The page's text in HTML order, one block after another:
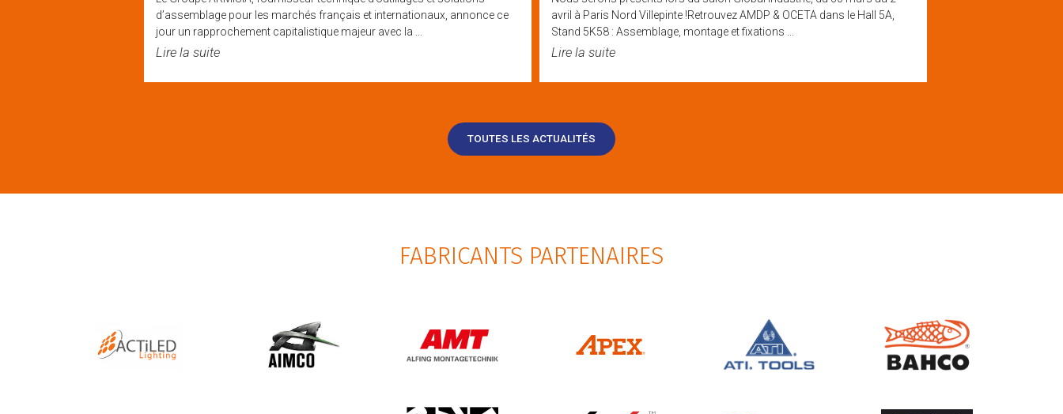
d’assemblage pour les marchés français et internationaux, annonce ce
jour un rapprochement capitalistique majeur avec la ...
Lire la suite
avril à Paris Nord Villepinte !Retrouvez AMDP & OCETA dans le Hall 5A,
Stand 5K58 : Assemblage, montage et fixations ...
Lire la suite
TOUTES LES ACTUALITÉS
FABRICANTS PARTENAIRES